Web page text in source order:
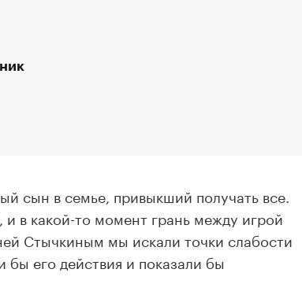
сын в семье, привыкший получать все.
в какой-то момент грань между игрой
Стычкиным мы искали точки слабости
бы его действия и показали бы